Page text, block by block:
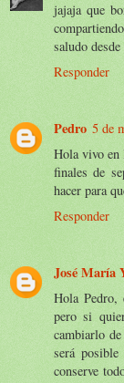
jajaja que
saludo
Responder
Pedro 5 de
Hola vivo en
finales de
hacer para
Responder
José María
Hola Pedro,
pero si
cambiarlo
será
conserve